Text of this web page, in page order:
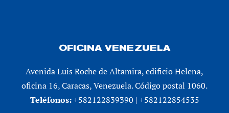
OFICINA VENEZUELA
Avenida Luis Roche de Altamira, edificio Helena,
oficina 16, Caracas, Venezuela. Código postal 1060.
Teléfonos:+582122839390 | +582122854535